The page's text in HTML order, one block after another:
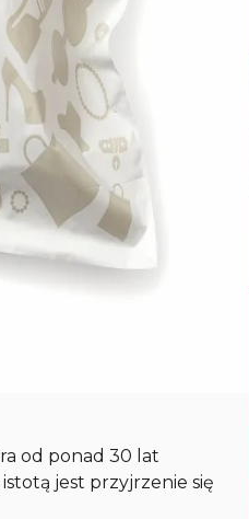
od ponad 30 lat
jest przyjrzenie się